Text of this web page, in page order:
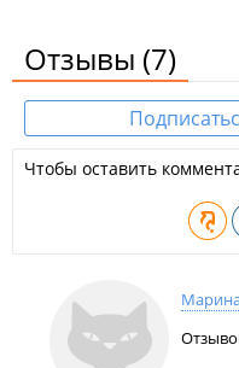
лояльности:
скидочная карта, которая
В день рождения, три дня
Скидки не
Отзывы (7)
Чтобы оставить